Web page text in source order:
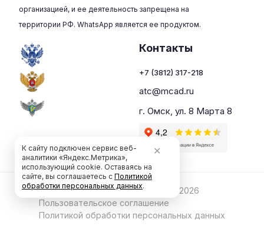
организацией, и ее деятельность запрещена на
территории РФ. WhatsApp является ее продуктом.
Контакты
+7 (3812) 317-218
atc@mcad.ru
г. Омск, ул. 8 Марта 8
ЧОУ ДПО "Магма" © 2016 - 2026
Пользовательское cоглашение
Политикой обработки персональных данных
К сайту подключен сервис веб-
аналитики «Яндекс.Метрика»,
использующий cookie. Оставаясь на
сайте, вы соглашаетесь с Политикой
обработки персональных данных.
✕